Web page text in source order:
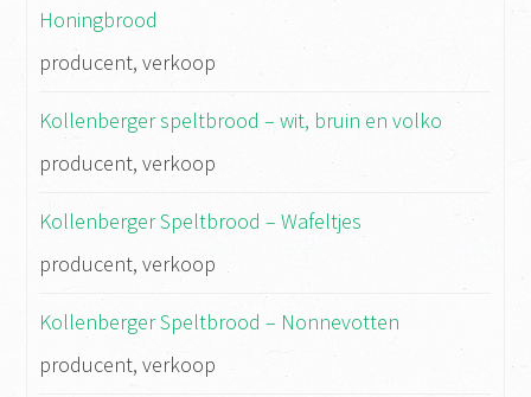
Honingbrood
producent, verkoop
Kollenberger speltbrood – wit, bruin en volko
producent, verkoop
Kollenberger Speltbrood – Wafeltjes
producent, verkoop
Kollenberger Speltbrood – Nonnevotten
producent, verkoop